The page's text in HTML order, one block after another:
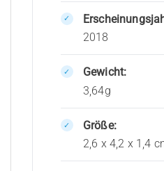
2018
Gewicht:
3,64g
Größe:
2,6 x 4,2 x 1,4